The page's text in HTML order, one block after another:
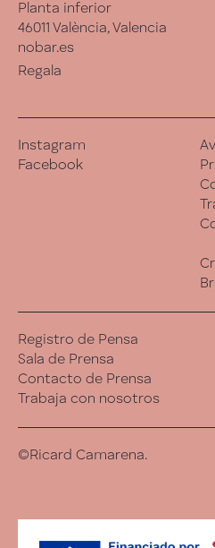
Planta inferior
46011 València, Valencia
nobar.es
Regala
Instagram
Facebook
Registro de Pensa
Sala de Prensa
Contacto de Prensa
Trabaja con nosotros
©Ricard Camarena.